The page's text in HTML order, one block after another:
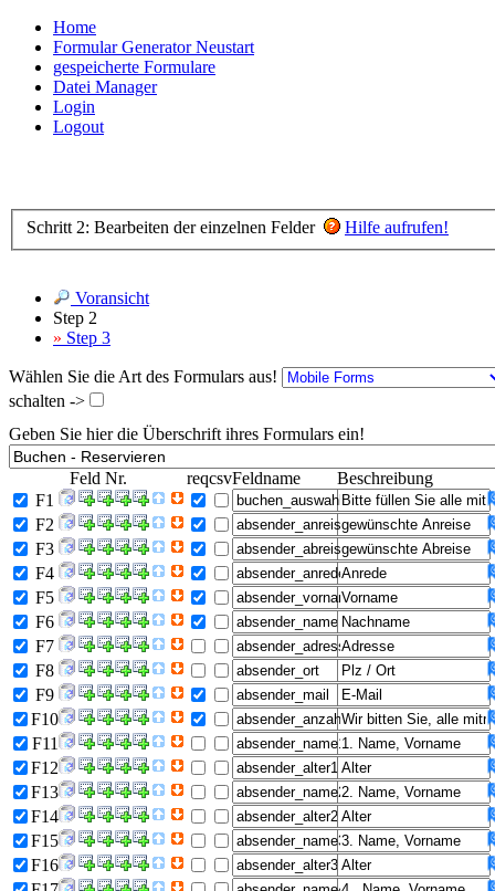
Home
Formular Generator Neustart
gespeicherte Formulare
Datei Manager
Login
Logout
Schritt 2: Bearbeiten der einzelnen Felder Hilfe aufrufen!
Voransicht
Step 2
» Step 3
Wählen Sie die Art des Formulars aus!
schalten ->
Geben Sie hier die Überschrift ihres Formulars ein!
Feld Nr. reqcsvFeldname
Beschreibung
F1
F2
F3
F4
F5
F6
F7
F8
F9
F10
F11
F12
F13
F14
F15
F16